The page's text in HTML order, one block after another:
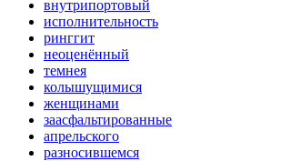
внутрипортовый
исполнительность
ринггит
неоценённый
темнея
колышущимися
женщинами
заасфальтированные
апрельского
разносившемся